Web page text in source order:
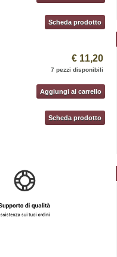
Scheda prodotto
€ 11,20
7 pezzi disponibili
Aggiungi al carrello
Scheda prodotto